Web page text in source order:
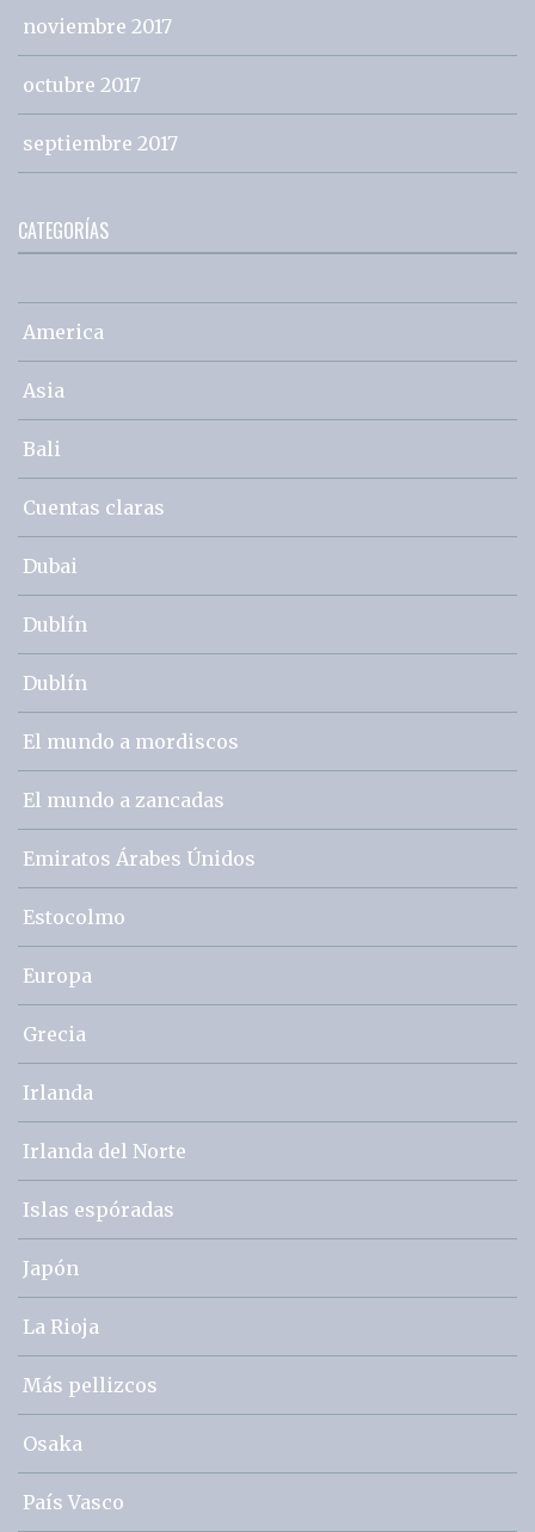
noviembre 2017
octubre 2017
septiembre 2017
CATEGORÍAS
America
Asia
Bali
Cuentas claras
Dubai
Dublín
Dublín
El mundo a mordiscos
El mundo a zancadas
Emiratos Árabes Únidos
Estocolmo
Europa
Grecia
Irlanda
Irlanda del Norte
Islas espóradas
Japón
La Rioja
Más pellizcos
Osaka
País Vasco